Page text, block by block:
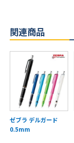
関連商品
ゼブラ デルガード
0.5mm